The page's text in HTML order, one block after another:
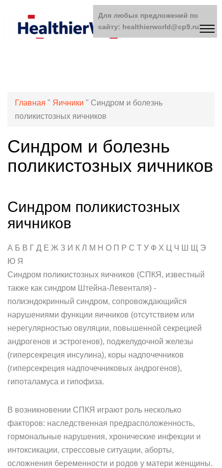
Главная " Яичники " Синдром и болезнь
поликистозных яичников
Синдром и болезнь
поликистозных яичников
Синдром поликистозных
яичников
А Б В Г Д Е Ж З И К Л М Н О П Р С Т У Ф Х Ц Ч Ш Щ Э
Ю Я
Синдром поликистозных яичников (СПКЯ, известный
также как синдром Штейна-Левенталя) -
полиэндокринный синдром, сопровождающийся
нарушениями функции яичников (отсутствием или
нерегулярностью овуляции, повышенной секрецией
андрогенов и эстрогенов), поджелудочной железы
(гиперсекреция инсулина), коры надпочечников
(гиперсекреция надпочечниковых андрогенов),
гипоталамуса и гипофиза.
В возникновении СПКЯ играют роль несколько
факторов: наследственная предрасположенность,
гормональные нарушения, хронические инфекции и
интоксикации, стрессовые ситуации, аборты,
осложнения беременности и родов у матери женщины.
Для любых предложений по
сайту: healthierworld@cp9.ru